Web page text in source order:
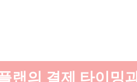
랜의 결제 타이밍